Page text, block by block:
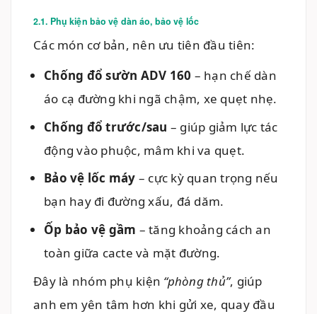
2.1. Phụ kiện bảo vệ dàn áo, bảo vệ lốc
Các món cơ bản, nên ưu tiên đầu tiên:
Chống đổ sườn ADV 160 – hạn chế dàn
áo cạ đường khi ngã chậm, xe quẹt nhẹ.
Chống đổ trước/sau – giúp giảm lực tác
động vào phuộc, mâm khi va quẹt.
Bảo vệ lốc máy – cực kỳ quan trọng nếu
bạn hay đi đường xấu, đá dăm.
Ốp bảo vệ gầm – tăng khoảng cách an
toàn giữa cacte và mặt đường.
Đây là nhóm phụ kiện “phòng thủ”, giúp
anh em yên tâm hơn khi gửi xe, quay đầu